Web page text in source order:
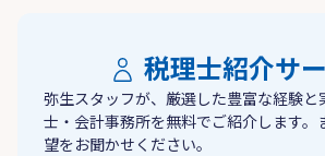
税理士紹介サ
弥生スタッフが、厳選した豊富な経験と
士・会計事務所を無料でご紹介します。
望をお聞かせください。